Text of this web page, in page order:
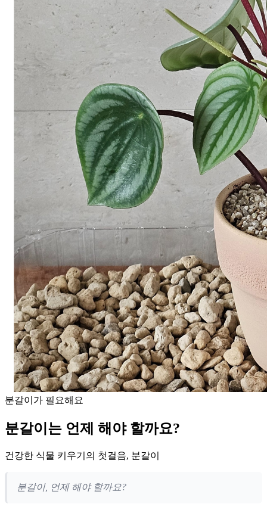
분갈이가 필요해요
분갈이는 언제 해야 할까요?
건강한 식물 키우기의 첫걸음, 분갈이
분갈이, 언제 해야 할까요?